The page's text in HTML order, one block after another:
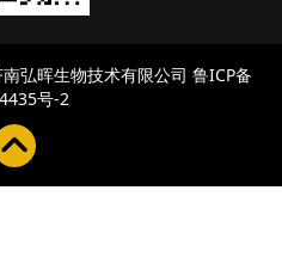
弘晖生物技术有限公司 鲁ICP备
号-2